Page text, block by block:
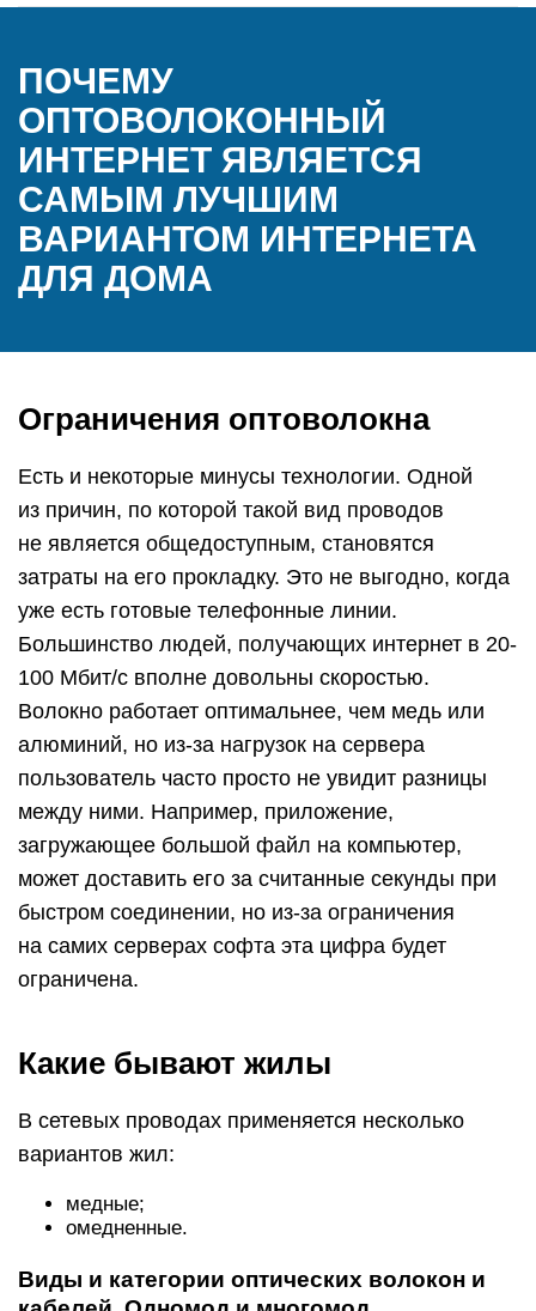
ПОЧЕМУ
ОПТОВОЛОКОННЫЙ
ИНТЕРНЕТ ЯВЛЯЕТСЯ
САМЫМ ЛУЧШИМ
ВАРИАНТОМ ИНТЕРНЕТА
ДЛЯ ДОМА
Ограничения оптоволокна
Есть и некоторые минусы технологии. Одной
из причин, по которой такой вид проводов
не является общедоступным, становятся
затраты на его прокладку. Это не выгодно, когда
уже есть готовые телефонные линии.
Большинство людей, получающих интернет в 20-
100 Мбит/с вполне довольны скоростью.
Волокно работает оптимальнее, чем медь или
алюминий, но из-за нагрузок на сервера
пользователь часто просто не увидит разницы
между ними. Например, приложение,
загружающее большой файл на компьютер,
может доставить его за считанные секунды при
быстром соединении, но из-за ограничения
на самих серверах софта эта цифра будет
ограничена.
Какие бывают жилы
В сетевых проводах применяется несколько
вариантов жил:
медные;
омедненные.
Виды и категории оптических волокон и